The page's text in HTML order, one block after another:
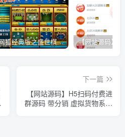
网狐经典版之盛世棋牌完整游戏源码（包含文档、架设教程、网站、源代码等）
下一篇
【网站源码】H5扫码付费进
群源码 带分销 虚拟货物系统